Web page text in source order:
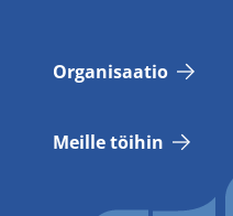
Or­ga­ni­saa­tio
Meil­le töi­hin